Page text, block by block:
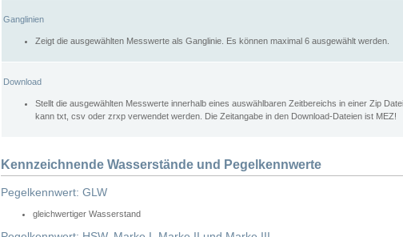
Ganglinien
Zeigt die ausgewählten Messwerte als Ganglinie. Es können maximal 6 ausgewählt werden.
Download
Stellt die ausgewählten Messwerte innerhalb eines auswählbaren Zeitbereichs in einer Zip
kann txt, csv oder zrxp verwendet werden. Die Zeitangabe in den Download-Dateien ist MEZ!
Kennzeichnende Wasserstände und Pegelkennwerte
Pegelkennwert: GLW
gleichwertiger Wasserstand